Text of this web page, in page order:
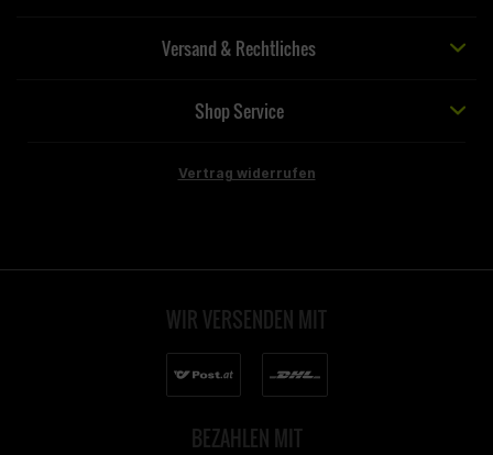
Versand & Rechtliches
Shop Service
Vertrag widerrufen
WIR VERSENDEN MIT
BEZAHLEN MIT